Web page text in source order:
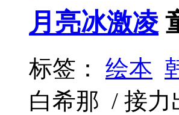
月亮冰激凌
标签： 绘本
白希那 / 接力